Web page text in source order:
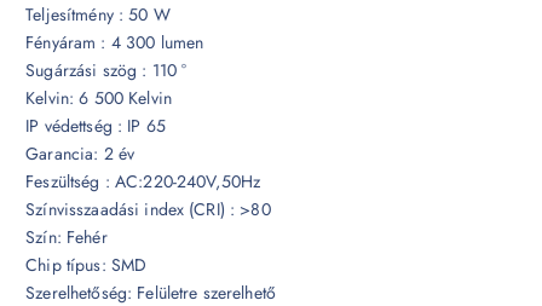
Teljesítmény : 50 W
Fényáram : 4 300 lumen
Sugárzási szög : 110 °
Kelvin: 6 500 Kelvin
IP védettség : IP 65
Garancia: 2 év
Feszültség : AC:220-240V,50Hz
Színvisszaadási index (CRI) : >80
Szín: Fehér
Chip típus: SMD
Szerelhetőség: Felületre szerelhető